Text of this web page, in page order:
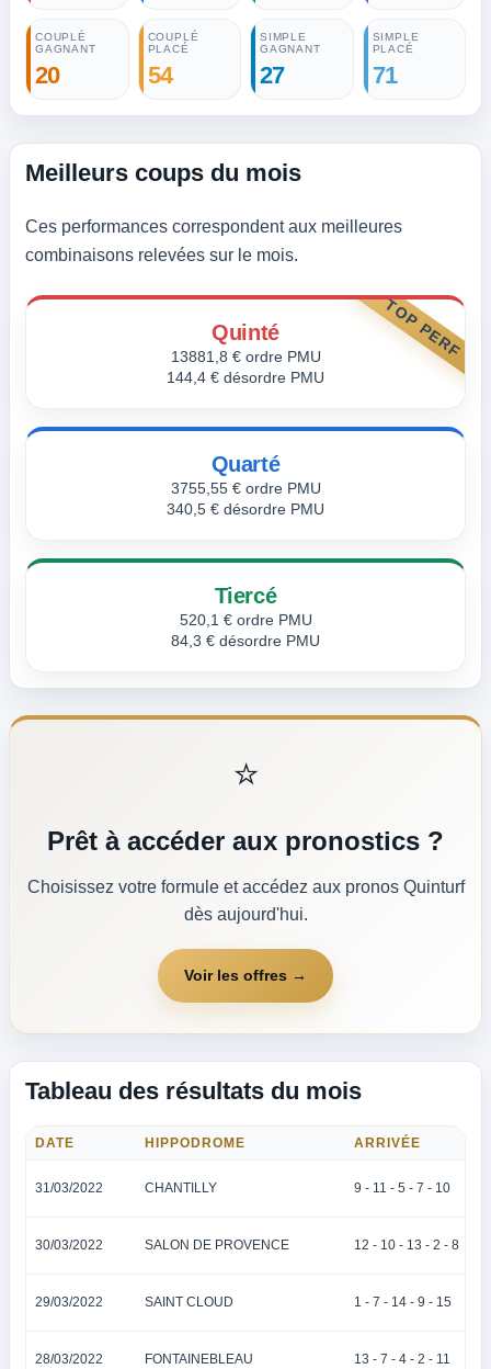
COUPLÉ
GAGNANT
20
COUPLÉ
PLACÉ
54
SIMPLE
GAGNANT
27
SIMPLE
PLACÉ
71
Meilleurs coups du mois
Ces performances correspondent aux meilleures
combinaisons relevées sur le mois.
TOP PERF
Quinté
13881,8 € ordre PMU
144,4 € désordre PMU
Quarté
3755,55 € ordre PMU
340,5 € désordre PMU
Tiercé
520,1 € ordre PMU
84,3 € désordre PMU
⭐
Prêt à accéder aux pronostics ?
Choisissez votre formule et accédez aux pronos Quinturf
dès aujourd'hui.
Voir les offres →
Tableau des résultats du mois
DATE HIPPODROME ARRIVÉE
31/03/2022 CHANTILLY 9 - 11 - 5 - 7 - 10
30/03/2022 SALON DE PROVENCE 12 - 10 - 13 - 2 - 8
29/03/2022 SAINT CLOUD 1 - 7 - 14 - 9 - 15
28/03/2022 FONTAINEBLEAU 13 - 7 - 4 - 2 - 11